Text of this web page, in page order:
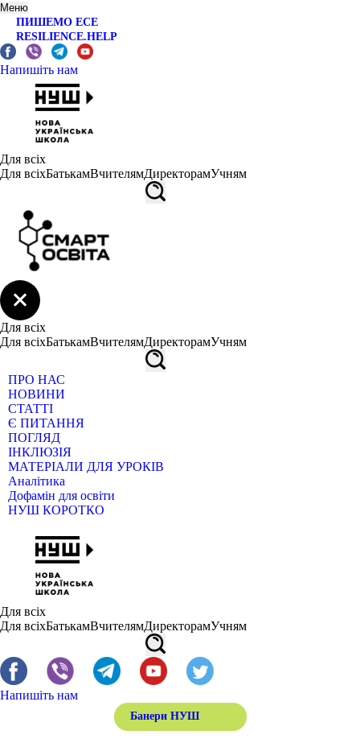
Меню
ПИШЕМО ЕСЕ
RESILIENCE.HELP
Напишіть нам
Для всіх
Для всіхБатькамВчителямДиректорамУчням
Для всіх
Для всіхБатькамВчителямДиректорамУчням
ПРО НАС
НОВИНИ
СТАТТІ
Є ПИТАННЯ
ПОГЛЯД
ІНКЛЮЗІЯ
МАТЕРІАЛИ ДЛЯ УРОКІВ
Аналітика
Дофамін для освіти
НУШ КОРОТКО
Для всіх
Для всіхБатькамВчителямДиректорамУчням
Напишіть нам
Банери НУШ